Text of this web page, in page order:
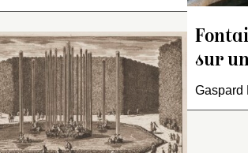
sur
Gaspard